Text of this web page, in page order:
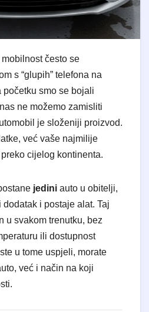
često se
s “glupih” telefona na
početku smo se bojali
ne možemo zamisliti
je složeniji proizvod.
već vaše najmilije
cijelog kontinenta.
jedini auto u obitelji,
i postaje alat. Taj
u svakom trenutku, bez
ili dostupnost
u tome uspjeli, morate
već i način na koji